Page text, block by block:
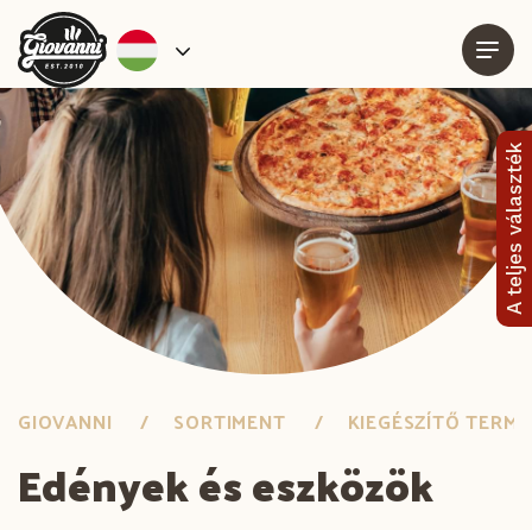
A teljes választék
GIOVANNI SORTIMENT KIEGÉSZÍTŐ
Edények és eszközök